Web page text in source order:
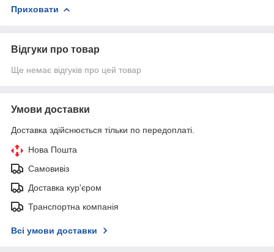
Приховати
Відгуки про товар
Ще немає відгуків про цей товар
Умови доставки
Доставка здійснюється тільки по передоплаті.
Нова Пошта
Самовивіз
Доставка кур'єром
Транспортна компанія
Всі умови доставки